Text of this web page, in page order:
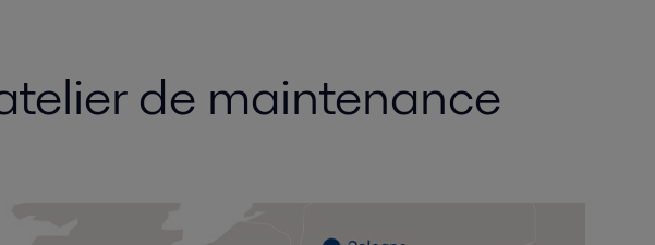
de maintenance